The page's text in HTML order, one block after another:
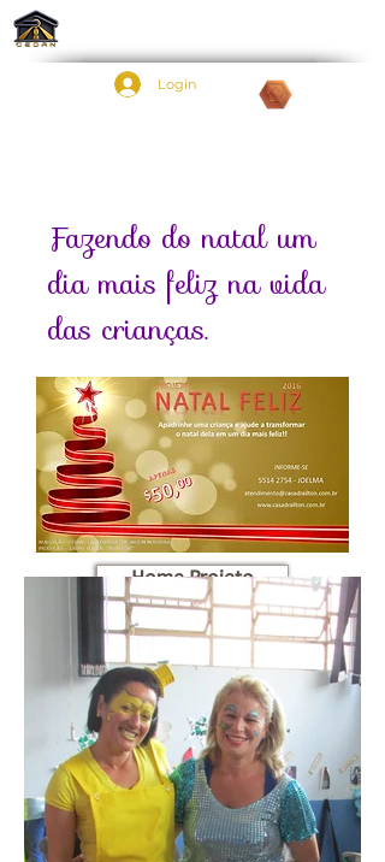
Login
Fazendo do natal um
dia mais feliz na vida
das crianças.
Home Projeto
2017
2018